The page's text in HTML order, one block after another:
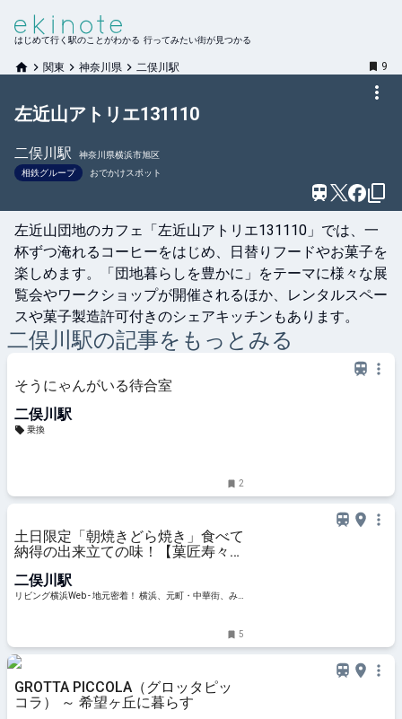
はじめて行く駅のことがわかる 行ってみたい街が見つかる
関東 神奈川県 二俣川駅 9
左近山アトリエ131110
二俣川駅
神奈川県横浜市旭区
相鉄グループ
おでかけスポット
左近山団地のカフェ「左近山アトリエ131110」では、一
杯ずつ淹れるコーヒーをはじめ、日替りフードやお菓子を
楽しめます。「団地暮らしを豊かに」をテーマに様々な展
覧会やワークショップが開催されるほか、レンタルスペー
スや菓子製造許可付きのシェアキッチンもあります。
二俣川駅の記事をもっとみる
そうにゃんがいる待合室
二俣川駅
乗換
2
土日限定「朝焼きどら焼き」食べて
納得の出来立ての味！【菓匠寿々
二俣川駅
リビング横浜Web - 地元密着！ 横浜、元町・中華街、み
5
GROTTA PICCOLA（グロッタピッ
コラ） ～ 希望ヶ丘に暮らす